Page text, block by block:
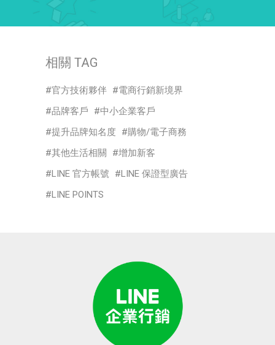
相關 TAG
官方技術夥伴
電商行銷新境界
品牌客戶
中小企業客戶
提升品牌知名度
購物/電子商務
其他生活相關
增加新客
LINE 官方帳號
LINE 保證型廣告
LINE POINTS